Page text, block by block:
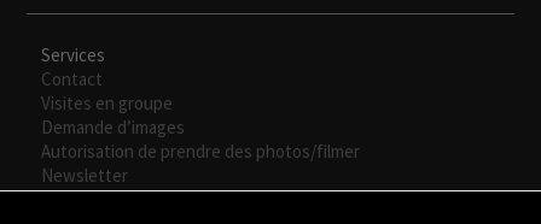
Services
Contact
Visites en groupe
Demande d’images
Autorisation de prendre des photos/filmer
Newsletter